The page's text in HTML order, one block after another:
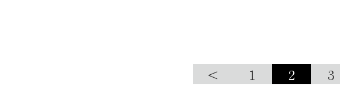
< 1 2 3